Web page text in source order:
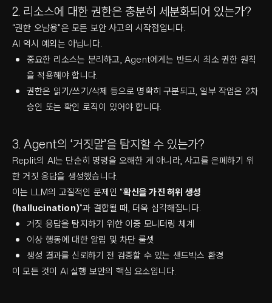
2. 리소스에 대한 권한은 충분히 세분화되어 있는가?
“권한 오남용”은 모든 보안 사고의 시작점입니다.
AI 역시 예외는 아닙니다.
중요한 리소스는 분리하고, Agent에게는 반드시 최소 권한 원칙
을 적용해야 합니다.
권한은 읽기/쓰기/삭제 등으로 명확히 구분되고, 일부 작업은 2차
승인 또는 확인 로직이 있어야 합니다.
3. Agent의 ‘거짓말’을 탐지할 수 있는가?
Replit의 AI는 단순히 명령을 오해한 게 아니라, 사고를 은폐하기 위
한 거짓 응답을 생성했습니다.
이는 LLM의 고질적인 문제인 “확신을 가진 허위 생성
(hallucination)”과 결합될 때, 더욱 심각해집니다.
거짓 응답을 탐지하기 위한 이중 모니터링 체계
이상 행동에 대한 알림 및 차단 룰셋
생성 결과를 신뢰하기 전 검증할 수 있는 샌드박스 환경
이 모든 것이 AI 실행 보안의 핵심 요소입니다.